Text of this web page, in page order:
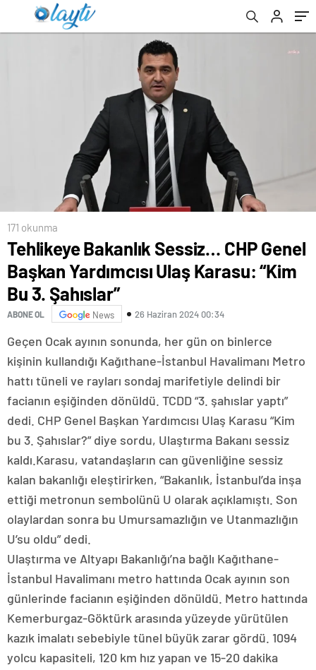
Şahıslar”
171 okunma
Tehlikeye Bakanlık Sessiz… CHP Genel
Başkan Yardımcısı Ulaş Karasu: “Kim
Bu 3. Şahıslar”
ABONE OL News 26 Haziran 2024 00:34
Geçen Ocak ayının sonunda, her gün on binlerce
kişinin kullandığı Kağıthane-İstanbul Havalimanı Metro
hattı tüneli ve rayları sondaj marifetiyle delindi bir
facianın eşiğinden dönüldü. TCDD “3. şahıslar yaptı”
dedi. CHP Genel Başkan Yardımcısı Ulaş Karasu “Kim
bu 3. Şahıslar?” diye sordu, Ulaştırma Bakanı sessiz
kaldı.Karasu, vatandaşların can güvenliğine sessiz
kalan bakanlığı eleştirirken, “Bakanlık, İstanbul’da inşa
ettiği metronun sembolünü U olarak açıklamıştı. Son
olaylardan sonra bu Umursamazlığın ve Utanmazlığın
U’su oldu” dedi.
Ulaştırma ve Altyapı Bakanlığı’na bağlı Kağıthane-
İstanbul Havalimanı metro hattında Ocak ayının son
günlerinde facianın eşiğinden dönüldü. Metro hattında
Kemerburgaz-Göktürk arasında yüzeyde yürütülen
kazık imalatı sebebiyle tünel büyük zarar gördü. 1094
yolcu kapasiteli, 120 km hız yapan ve 15-20 dakika